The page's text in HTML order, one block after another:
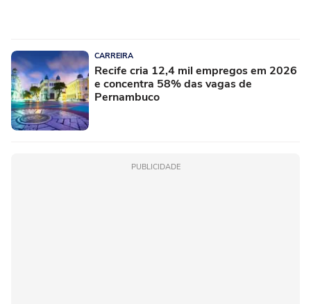
CARREIRA
Recife cria 12,4 mil empregos em 2026
e concentra 58% das vagas de
Pernambuco
PUBLICIDADE